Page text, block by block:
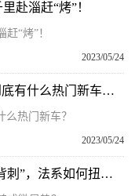
赴淄赶“烤”！
“烤”！
2023/05/24
四缸爆发/摩友狂喜？ 2023北京摩展到底有什么热门新车？|世界播报
热门新车？
2023/05/24
【独家焦点】东风标致408被指“价格背刺”，法系如何扭转式微局势？